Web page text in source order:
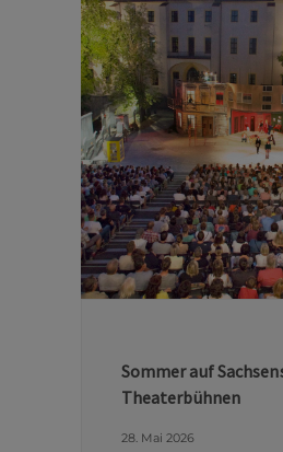
Hinter den Kulissen
Semperoper
29. April 2026